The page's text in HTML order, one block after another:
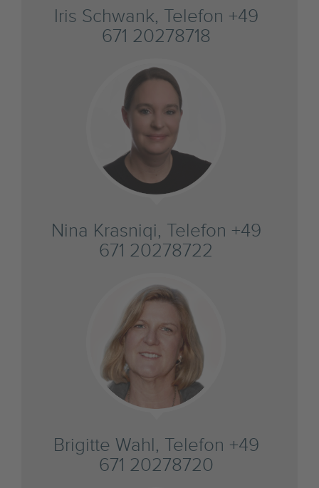
Iris Schwank, Telefon +49
671 20278718
Nina Krasniqi, Telefon +49
671 20278722
Brigitte Wahl, Telefon +49
671 20278720